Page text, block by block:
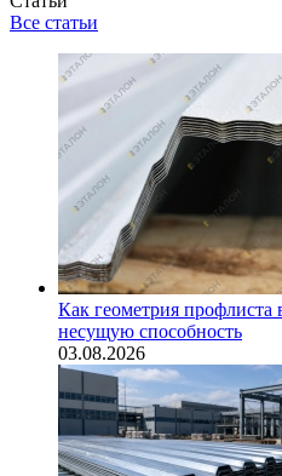
Все статьи
Как геометрия профлиста
несущую способность
03.08.2026